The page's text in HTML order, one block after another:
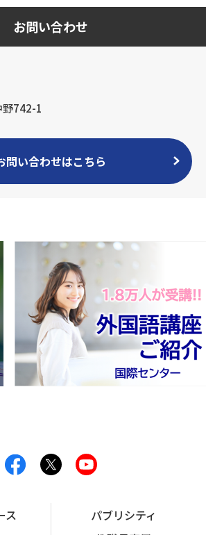
お問い合わせ
野742-1
問い合わせはこちら
ス
パブリシティ